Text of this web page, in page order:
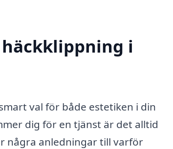
i
val för både estetiken i din
dig för en tjänst är det alltid
några anledningar till varför